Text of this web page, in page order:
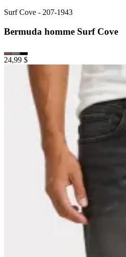
Surf Cove - 207-1943
Bermuda homme Surf Cove
24,99 $